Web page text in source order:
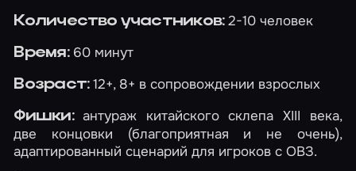
Количество участников:2-10 человек
Время:60 минут
Возраст:12+, 8+ в сопровождении взрослых
Фишки:антураж китайского склепа XIII века,
две концовки (благоприятная и не очень),
адаптированный сценарий для игроков с ОВЗ.